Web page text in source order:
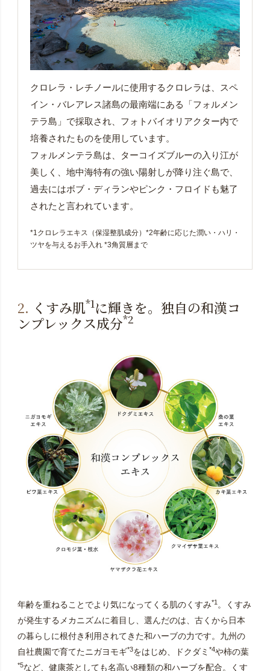
クロレラ・レチノールに使用するクロレラは、スペ
イン・バレアレス諸島の最南端にある「フォルメン
テラ島」で採取され、フォトバイオリアクター内で
培養されたものを使用しています。
フォルメンテラ島は、ターコイズブルーの入り江が
美しく、地中海特有の強い陽射しが降り注ぐ島で、
過去にはボブ・ディランやピンク・フロイドも魅了
されたと言われています。
*1クロレラエキス（保湿整肌成分）*2年齢に応じた潤い・ハリ・
ツヤを与えるお手入れ *3角質層まで
2. くすみ肌*1に輝きを。独自の和漢コ
ンプレックス成分*2
年齢を重ねることでより気になってくる肌のくすみ*1。くすみ
が発生するメカニズムに着目し、選んだのは、古くから日本
の暮らしに根付き利用されてきた和ハーブの力です。九州の
自社農園で育てたニガヨモギ*3をはじめ、ドクダミ *4や柿の葉
*5など、健康茶としても名高い8種類の和ハーブを配合。くす